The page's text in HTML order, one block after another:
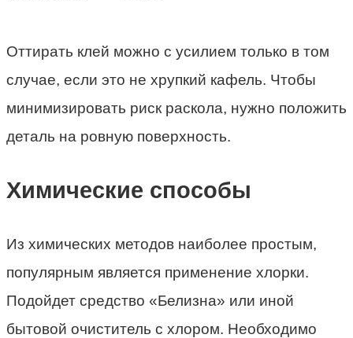
Оттирать клей можно с усилием только в том
случае, если это не хрупкий кафель. Чтобы
минимизировать риск раскола, нужно положить
деталь на ровную поверхность.
Химические способы
Из химических методов наиболее простым,
популярным является применение хлорки.
Подойдет средство «Белизна» или иной
бытовой очиститель с хлором. Необходимо